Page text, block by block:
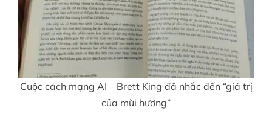
Cuộc cách mạng AI – Brett King đã nhắc đến “giá trị
của mùi hương”